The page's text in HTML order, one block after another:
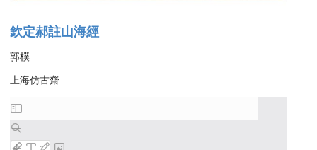
欽定郝註山海經
郭樸
上海仿古齋